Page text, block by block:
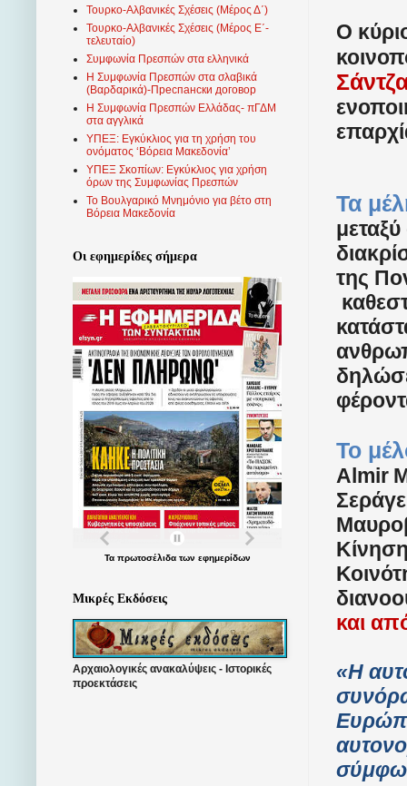
Ο
Τα
της
Το
Almir
και
«Η
Τουρκο-Αλβανικές Σχέσεις (Μέρος Δ΄)
Τουρκο-Αλβανικές Σχέσεις (Μέρος Ε΄-
τελευταίο)
Συμφωνία Πρεσπών στα ελληνικά
Η Συμφωνία Πρεσπών στα σλαβικά
(Βαρδαρικά)-Преспански договор
Η Συμφωνία Πρεσπών Ελλάδας- πΓΔΜ
στα αγγλικά
ΥΠΕΞ: Εγκύκλιος για τη χρήση του
ονόματος ‘Βόρεια Μακεδονία’
ΥΠΕΞ Σκοπίων: Εγκύκλιος για χρήση
όρων της Συμφωνίας Πρεσπών
Το Βουλγαρικό Μνημόνιο για βέτο στη
Βόρεια Μακεδονία
Οι εφημερίδες σήμερα
Τα πρωτοσέλιδατων εφημερίδων
Μικρές Εκδόσεις
Αρχαιολογικές ανακαλύψεις - Ιστορικές
προεκτάσεις